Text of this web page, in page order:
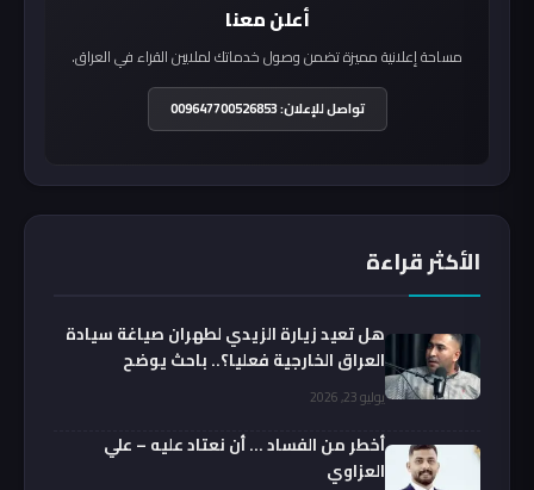
أعلن معنا
مساحة إعلانية مميزة تضمن وصول خدماتك لملايين القراء في العراق.
تواصل للإعلان: 009647700526853
الأكثر قراءة
هل تعيد زيارة الزيدي لطهران صياغة سيادة
العراق الخارجية فعليا؟.. باحث يوضح
يوليو 23, 2026
أخطر من الفساد … أن نعتاد عليه – علي
العزاوي